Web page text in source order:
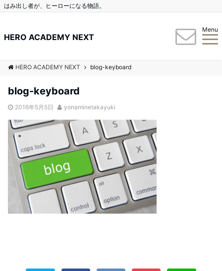
はみ出し者が、ヒーローになる物語。
HERO ACADEMY NEXT
Menu
HERO ACADEMY NEXT blog-keyboard
blog-keyboard
2016年5月5日 yonaminetakayuki